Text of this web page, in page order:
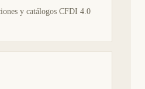
y catálogos CFDI 4.0